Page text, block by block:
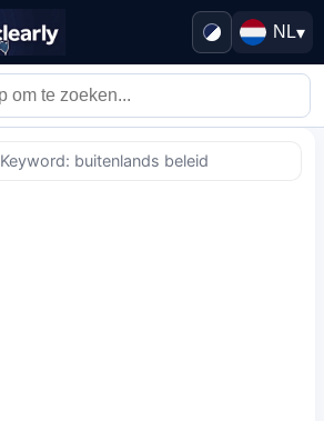
NL▾
Keyword: buitenlands beleid